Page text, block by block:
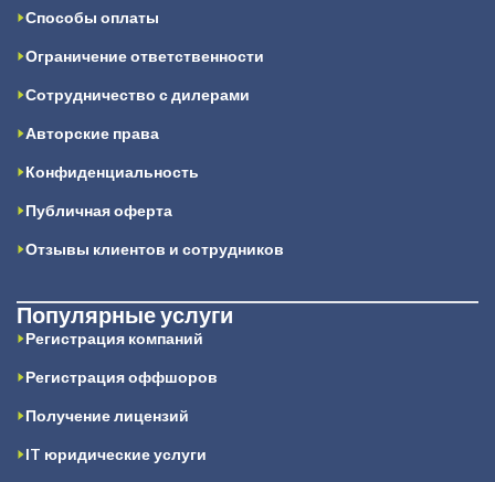
Способы оплаты
Ограничение ответственности
Сотрудничество с дилерами
Авторские права
Конфиденциальность
Публичная оферта
Отзывы клиентов и сотрудников
Популярные услуги
Регистрация компаний
Регистрация оффшоров
Получение лицензий
IT юридические услуги